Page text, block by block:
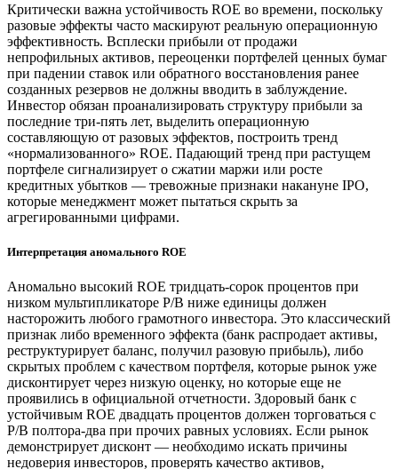
Критически важна устойчивость ROE во времени, поскольку
разовые эффекты часто маскируют реальную операционную
эффективность. Всплески прибыли от продажи
непрофильных активов, переоценки портфелей ценных бумаг
при падении ставок или обратного восстановления ранее
созданных резервов не должны вводить в заблуждение.
Инвестор обязан проанализировать структуру прибыли за
последние три-пять лет, выделить операционную
составляющую от разовых эффектов, построить тренд
«нормализованного» ROE. Падающий тренд при растущем
портфеле сигнализирует о сжатии маржи или росте
кредитных убытков — тревожные признаки накануне IPO,
которые менеджмент может пытаться скрыть за
агрегированными цифрами.
Интерпретация аномального ROE
Аномально высокий ROE тридцать-сорок процентов при
низком мультипликаторе P/B ниже единицы должен
насторожить любого грамотного инвестора. Это классический
признак либо временного эффекта (банк распродает активы,
реструктурирует баланс, получил разовую прибыль), либо
скрытых проблем с качеством портфеля, которые рынок уже
дисконтирует через низкую оценку, но которые еще не
проявились в официальной отчетности. Здоровый банк с
устойчивым ROE двадцать процентов должен торговаться с
P/B полтора-два при прочих равных условиях. Если рынок
демонстрирует дисконт — необходимо искать причины
недоверия инвесторов, проверять качество активов,